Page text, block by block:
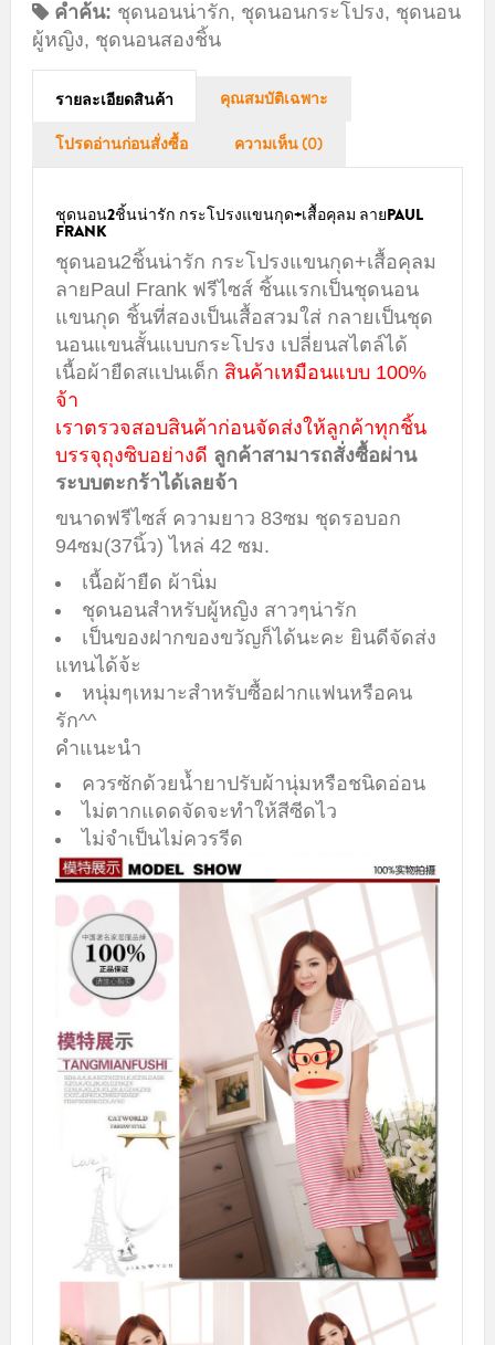
คำค้น: ชุดนอนน่ารัก, ชุดนอนกระโปรง, ชุดนอน
ผู้หญิง, ชุดนอนสองชิ้น
รายละเอียดสินค้า คุณสมบัติเฉพาะ
โปรดอ่านก่อนสั่งซื้อ ความเห็น (0)
ชุดนอน2ชิ้นน่ารัก กระโปรงแขนกุด+เสื้อคุลม ลายPAUL
FRANK
ชุดนอน2ชิ้นน่ารัก กระโปรงแขนกุด+เสื้อคุลม
ลายPaul Frank ฟรีไซส์ ชิ้นแรกเป็นชุดนอน
แขนกุด ชิ้นที่สองเป็นเสื้อสวมใส่ กลายเป็นชุด
นอนแขนสั้นแบบกระโปรง เปลี่ยนสไตล์ได้
เนื้อผ้ายืดสแปนเด็ก สินค้าเหมือนแบบ 100%
จ้า
เราตรวจสอบสินค้าก่อนจัดส่งให้ลูกค้าทุกชิ้น
บรรจุถุงซิบอย่างดี ลูกค้าสามารถสั่งซื้อผ่าน
ระบบตะกร้าได้เลยจ้า
ขนาดฟรีไซส์ ความยาว 83ซม ชุดรอบอก
94ซม(37นิ้ว) ไหล่ 42 ซม.
เนื้อผ้ายืด ผ้านิ่ม
ชุดนอนสำหรับผู้หญิง สาวๆน่ารัก
เป็นของฝากของขวัญก็ได้นะคะ ยินดีจัดส่ง
แทนได้จ้ะ
หนุ่มๆเหมาะสำหรับซื้อฝากแฟนหรือคน
รัก^^
คำแนะนำ
ควรซักด้วยน้ำยาปรับผ้านุ่มหรือชนิดอ่อน
ไม่ตากแดดจัดจะทำให้สีซีดไว
ไม่จำเป็นไม่ควรรีด